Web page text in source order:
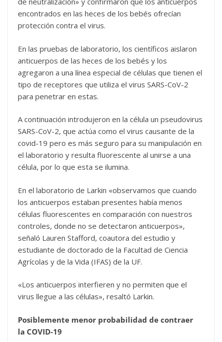
encontrados en las heces de los bebés ofrecían
protección contra el virus.
En las pruebas de laboratorio, los científicos aislaron
anticuerpos de las heces de los bebés y los
agregaron a una línea especial de células que tienen el
tipo de receptores que utiliza el virus SARS-CoV-2
para penetrar en estas.
A continuación introdujeron en la célula un pseudovirus
SARS-CoV-2, que actúa como el virus causante de la
covid-19 pero es más seguro para su manipulación en
el laboratorio y resulta fluorescente al unirse a una
célula, por lo que esta se ilumina.
En el laboratorio de Larkin «observamos que cuando
los anticuerpos estaban presentes había menos
células fluorescentes en comparación con nuestros
controles, donde no se detectaron anticuerpos»,
señaló Lauren Stafford, coautora del estudio y
estudiante de doctorado de la Facultad de Ciencia
Agrícolas y de la Vida (IFAS) de la UF.
«Los anticuerpos interfieren y no permiten que el
virus llegue a las células», resaltó Larkin.
Posiblemente menor probabilidad de contraer
la COVID-19